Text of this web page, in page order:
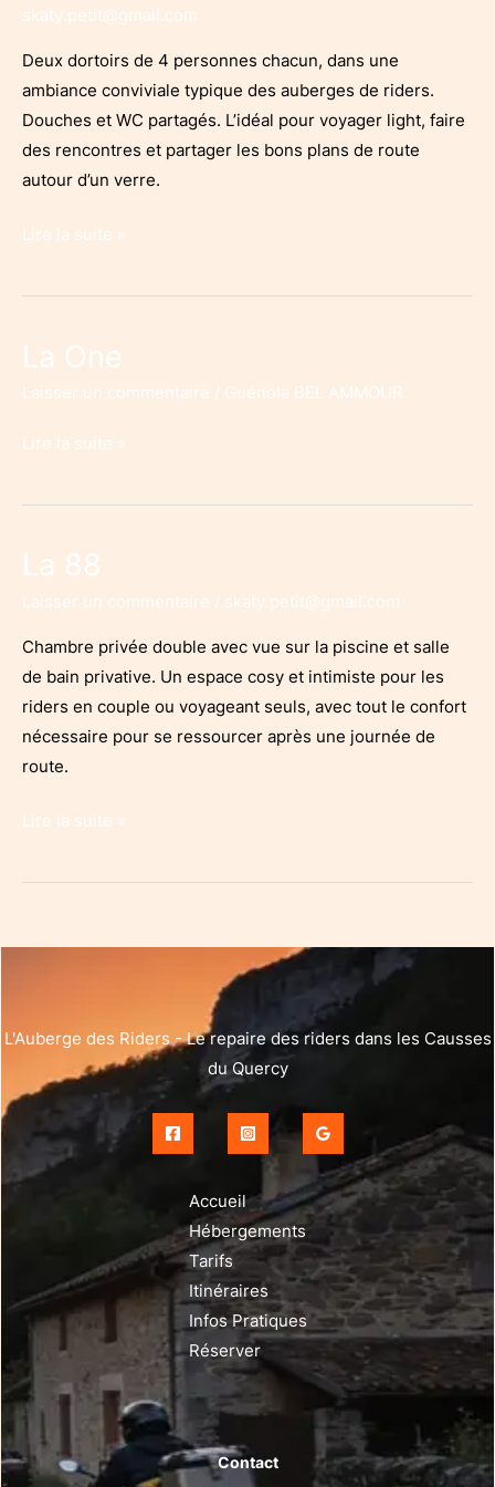
skaty.petit@gmail.com
Deux dortoirs de 4 personnes chacun, dans une
ambiance conviviale typique des auberges de riders.
Douches et WC partagés. L’idéal pour voyager light, faire
des rencontres et partager les bons plans de route
autour d’un verre.
Les
Lire la suite »
La One
Laisser un commentaire / Guénola BEL AMMOUR
La
Lire la suite »
La 88
Laisser un commentaire / skaty.petit@gmail.com
Chambre privée double avec vue sur la piscine et salle
de bain privative. Un espace cosy et intimiste pour les
riders en couple ou voyageant seuls, avec tout le confort
nécessaire pour se ressourcer après une journée de
route.
La
Lire la suite »
L'Auberge des Riders - Le repaire des riders dans les Causses
du Quercy
Accueil
Hébergements
Tarifs
Itinéraires
Infos Pratiques
Réserver
Contact